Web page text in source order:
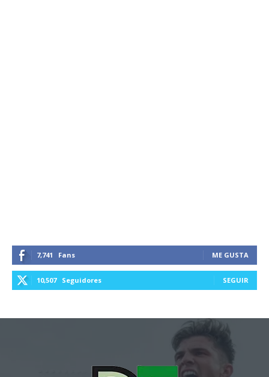
7,741 Fans ME GUSTA
10,507 Seguidores SEGUIR